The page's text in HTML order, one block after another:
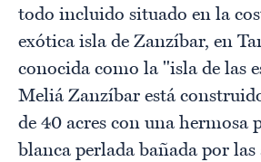
todo incluido situado en la
exótica isla de Zanzíbar, en
conocida como la "isla de las
Meliá Zanzíbar está
de 40 acres con una hermosa
blanca perlada bañada por las